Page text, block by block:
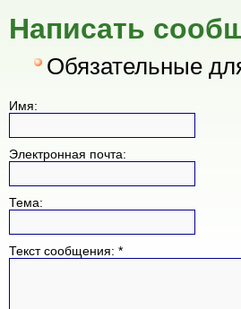
Написать
Обязательные
Имя:
Электронная почта:
Тема:
Текст сообщения: *